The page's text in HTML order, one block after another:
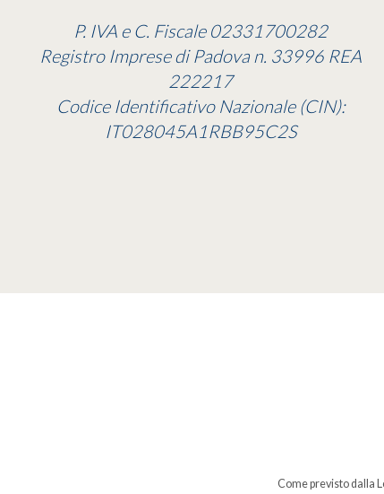
P. IVA e C. Fiscale 02331700282
Registro Imprese di Padova n. 33996 REA
222217
Codice Identificativo Nazionale (CIN):
IT028045A1RBB95C2S
Come previsto dalla